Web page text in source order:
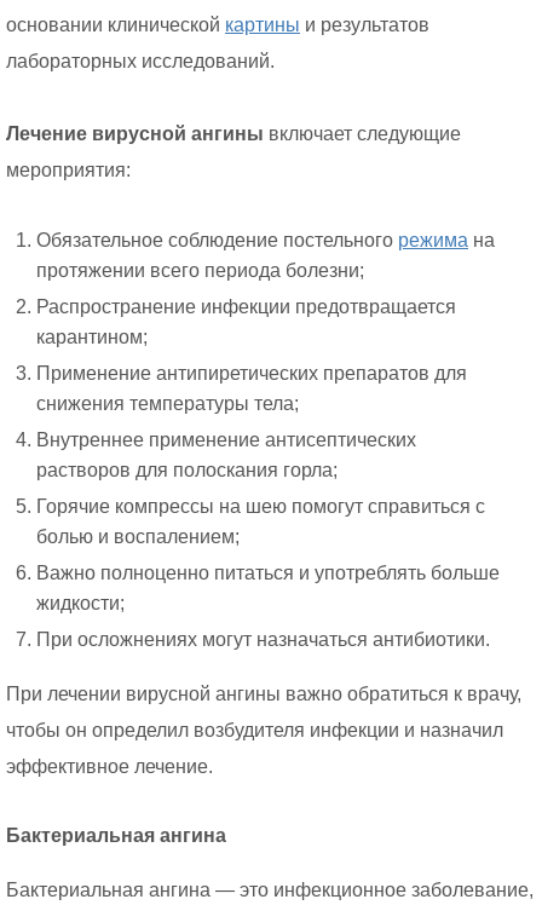
основании клинической картины и результатов
лабораторных исследований.
Лечение вирусной ангины включает следующие
мероприятия:
Обязательное соблюдение постельного режима на
протяжении всего периода болезни;
Распространение инфекции предотвращается
карантином;
Применение антипиретических препаратов для
снижения температуры тела;
Внутреннее применение антисептических
растворов для полоскания горла;
Горячие компрессы на шею помогут справиться с
болью и воспалением;
Важно полноценно питаться и употреблять больше
жидкости;
При осложнениях могут назначаться антибиотики.
При лечении вирусной ангины важно обратиться к врачу,
чтобы он определил возбудителя инфекции и назначил
эффективное лечение.
Бактериальная ангина
Бактериальная ангина — это инфекционное заболевание,